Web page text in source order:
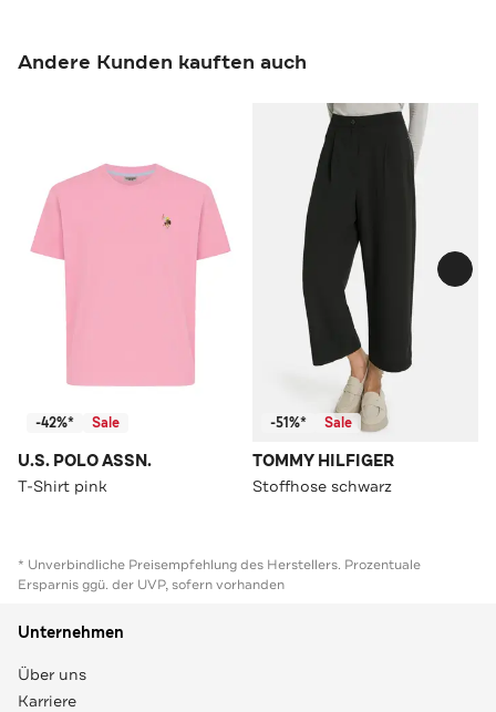
Andere Kunden kauften auch
-42%* Sale
U.S. POLO ASSN.
T-Shirt pink
-51%* Sale
TOMMY HILFIGER
Stoffhose schwarz
* Unverbindliche Preisempfehlung des Herstellers. Prozentuale
Ersparnis ggü. der UVP, sofern vorhanden
Unternehmen
Über uns
Karriere